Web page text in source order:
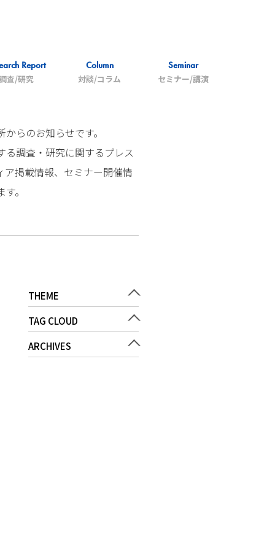
Report
調査/研究
Column
対談/コラム
Seminar
セミナー/講演
らのお知らせです。
る調査・研究に関するプレス
ア掲載情報、セミナー開催情
。
THEME
TAG CLOUD
ARCHIVES